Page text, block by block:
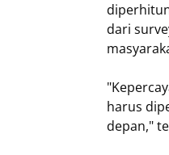
dari
harus
depan,"